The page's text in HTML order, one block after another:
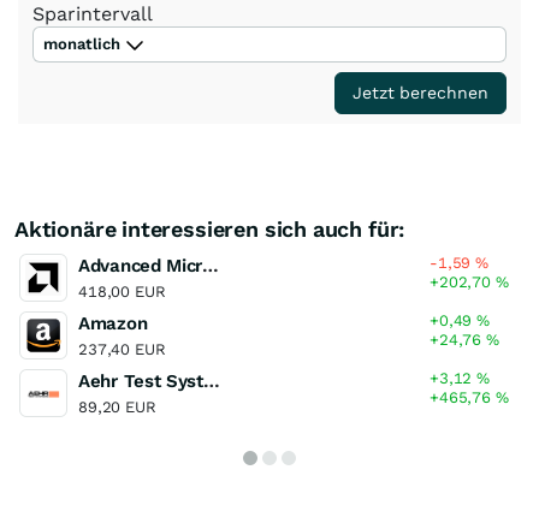
Sparintervall
monatlich
Jetzt berechnen
Aktionäre interessieren sich auch für:
Advanced Micro Devices
418,00 EUR
-1,59%
+202,70 %
Amazon
237,40 EUR
+0,49%
+24,76%
Aehr Test Systems
89,20 EUR
+3,12%
+465,76 %